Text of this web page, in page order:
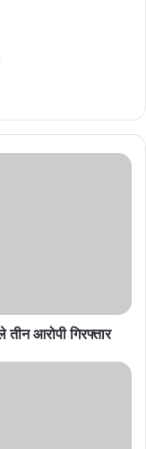
आरोपी गिरफ्तार